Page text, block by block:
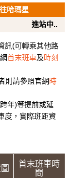
往哈瑪星
進站中..
訊(可轉乘其他路
首末班車及時刻
則請參照官網 時
年)等提前或延
度，實際班距資
首末班車時
間